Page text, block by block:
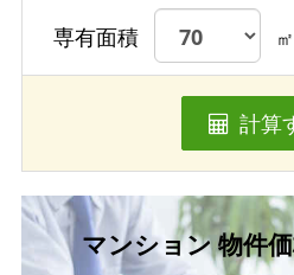
専有面積 ㎡
計算
マンション 物件